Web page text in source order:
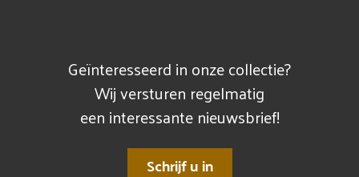
Geïnteresseerd in onze collectie?
Wij versturen regelmatig
een interessante nieuwsbrief!
Schrijf u in